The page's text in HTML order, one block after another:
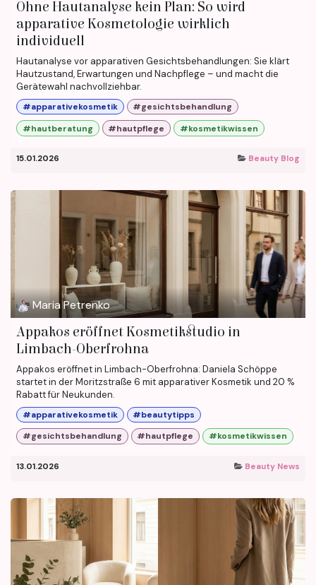
Ohne Hautanalyse kein Plan: So wird
apparative Kosmetologie wirklich
individuell
Hautanalyse vor apparativen Gesichtsbehandlungen: Sie klärt
Hautzustand, Erwartungen und Nachpflege – und macht die
Gerätewahl nachvollziehbar.
#apparativekosmetik
#gesichtsbehandlung
#hautberatung
#hautpflege #kosmetikwissen
15.01.2026 Beauty Blog
Maria Petrenko
Appakos eröffnet Kosmetikstudio in
Limbach-Oberfrohna
Appakos eröffnet in Limbach-Oberfrohna: Daniela Schöppe
startet in der Moritzstraße 6 mit apparativer Kosmetik und 20 %
Rabatt für Neukunden.
#apparativekosmetik
#beautytipps
#gesichtsbehandlung
#hautpflege #kosmetikwissen
13.01.2026 Beauty News